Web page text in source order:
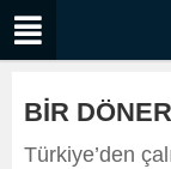
BİR
Türkiye’den